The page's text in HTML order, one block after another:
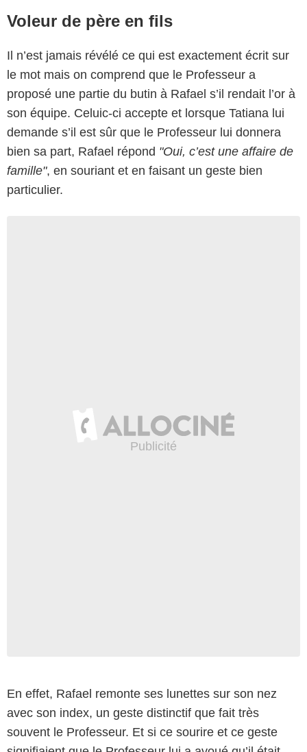
Voleur de père en fils
Il n’est jamais révélé ce qui est exactement écrit sur
le mot mais on comprend que le Professeur a
proposé une partie du butin à Rafael s’il rendait l’or à
son équipe. Celuic-ci accepte et lorsque Tatiana lui
demande s’il est sûr que le Professeur lui donnera
bien sa part, Rafael répond "Oui, c’est une affaire de
famille", en souriant et en faisant un geste bien
particulier.
En effet, Rafael remonte ses lunettes sur son nez
avec son index, un geste distinctif que fait très
souvent le Professeur. Et si ce sourire et ce geste